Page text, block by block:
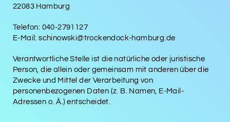
22083 Hamburg
Telefon: 040-2791127
E-Mail: schinowski@trockendock-hamburg.de
Verantwortliche Stelle ist die natürliche oder juristische
Person, die allein oder gemeinsam mit anderen über die
Zwecke und Mittel der Verarbeitung von
personenbezogenen Daten (z. B. Namen, E-Mail-
Adressen o. Ä.) entscheidet.